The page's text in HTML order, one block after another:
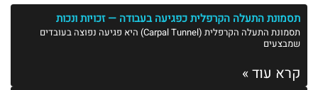
תסמונת התעלה הקרפלית כפגיעה בעבודה — זכויות ונכות
תסמונת התעלה הקרפלית (Carpal Tunnel) היא פגיעה נפוצה בעובדים
שמבצעים
קרא עוד »